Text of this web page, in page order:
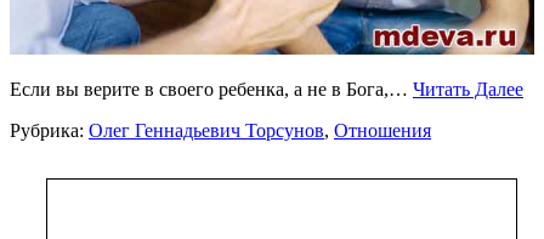
Если вы верите в своего ребенка, а не в Бога,… Читать Далее
Рубрика: Олег Геннадьевич Торсунов, Отношения